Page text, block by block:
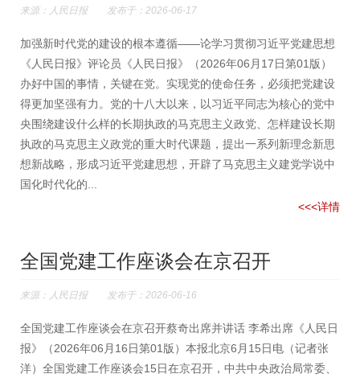
来源：人民日报 发布于：2026-06-17
加强新时代党的建设的根本遵循——论学习贯彻习近平党建思想
《人民日报》评论员《人民日报》（2026年06月17日第01版）
办好中国的事情，关键在党。实现党的使命任务，必须把党建设
得更加坚强有力。党的十八大以来，以习近平同志为核心的党中
央围绕建设什么样的长期执政的马克思主义政党、怎样建设长期
执政的马克思主义政党的重大时代课题，提出一系列新理念新思
想新战略，形成习近平党建思想，开辟了马克思主义建党学说中
国化时代化的...
<<<详情
全国党建工作座谈会在京召开
来源：人民日报 发布于：2026-06-16
全国党建工作座谈会在京召开蔡奇出席并讲话 李希出席《人民日
报》（2026年06月16日第01版）本报北京6月15日电（记者张
洋）全国党建工作座谈会15日在京召开，中共中央政治局常委、